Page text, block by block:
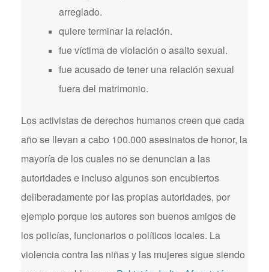
arreglado.
quiere terminar la relación.
fue víctima de violación o asalto sexual.
fue acusado de tener una relación sexual
fuera del matrimonio.
Los activistas de derechos humanos creen que cada
año se llevan a cabo 100.000 asesinatos de honor, la
mayoría de los cuales no se denuncian a las
autoridades e incluso algunos son encubiertos
deliberadamente por las propias autoridades, por
ejemplo porque los autores son buenos amigos de
los policías, funcionarios o políticos locales. La
violencia contra las niñas y las mujeres sigue siendo